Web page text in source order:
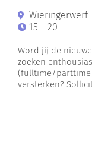
Wieringerwerf
15 - 20
Word jij de
zoeken
(fulltime/
versterken?